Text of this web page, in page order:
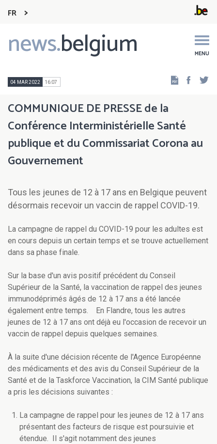
FR
news.belgium MENU
Main
navigation
04 MAR 2022 16:07
COMMUNIQUE DE PRESSE de la
Conférence Interministérielle Santé
publique et du Commissariat Corona au
Gouvernement
Tous les jeunes de 12 à 17 ans en Belgique peuvent
désormais recevoir un vaccin de rappel COVID-19.
La campagne de rappel du COVID-19 pour les adultes est
en cours depuis un certain temps et se trouve actuellement
dans sa phase finale.
Sur la base d'un avis positif précédent du Conseil
Supérieur de la Santé, la vaccination de rappel des jeunes
immunodéprimés âgés de 12 à 17 ans a été lancée
également entre temps. En Flandre, tous les autres
jeunes de 12 à 17 ans ont déjà eu l'occasion de recevoir un
vaccin de rappel depuis quelques semaines.
À la suite d'une décision récente de l'Agence Européenne
des médicaments et des avis du Conseil Supérieur de la
Santé et de la Taskforce Vaccination, la CIM Santé publique
a pris les décisions suivantes :
La campagne de rappel pour les jeunes de 12 à 17 ans
présentant des facteurs de risque est poursuivie et
étendue. Il s'agit notamment des jeunes